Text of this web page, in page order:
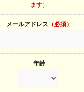
ます）
メールアドレス （必須）
年齢